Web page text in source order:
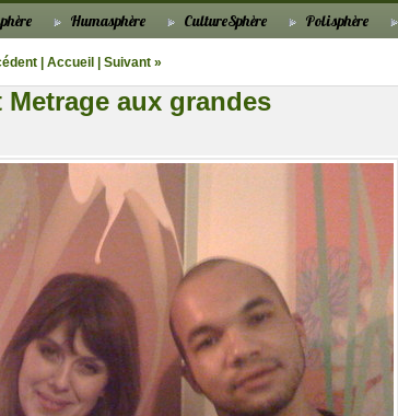
Humasphère CultureSphère Polisphère
Accueil Suivant »
aux grandes